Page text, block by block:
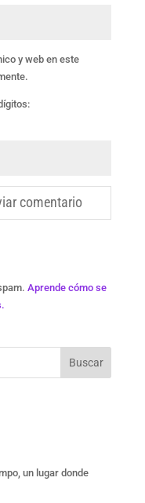
y web en este
Aprende cómo se
un lugar donde